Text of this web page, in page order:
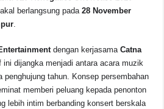
a
d
s
y
n
k
e
berlangsung pada28 November
.
dengan kerjasamaCatna
dijangka menjadi antara acara muzik
penghujung tahun. Konsep persembahan
memberi peluang kepada penonton
lebih intim berbanding konsert berskala